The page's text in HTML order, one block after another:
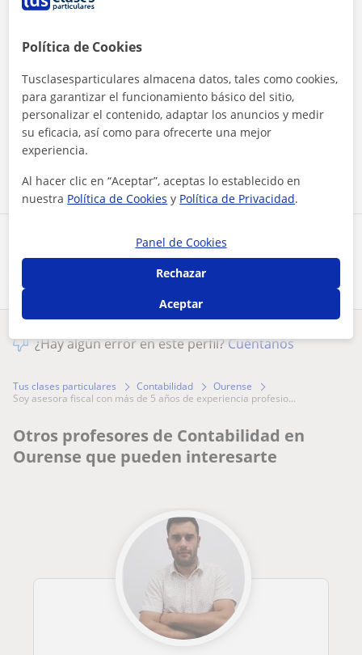
Comparte a este profesor
Al hacer clic, aceptas nuestro aviso legaly deprivacidad
¿Hay algún error en este perfil?Cuéntanos
Tus clases particulares Contabilidad
Ourense
soy asesora fiscal con más de 5 años de experiencia profesio...
Otros profesores de Contabilidad en
Ourense que pueden interesarte
Política de Cookies
Tusclasesparticulares almacena datos, tales como cookies,
para garantizar el funcionamiento básico del sitio,
personalizar el contenido, adaptar los anuncios y medir
su eficacia, así como para ofrecerte una mejor
experiencia.
Al hacer clic en “Aceptar”, aceptas lo establecido en
nuestra Política de Cookies y Política de Privacidad.
Panel de Cookies
Rechazar
Aceptar